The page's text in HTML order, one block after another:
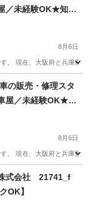
／未経験OK★知識
以上可能★
8月6日
。 現在、大阪府と兵庫
の販売・修理スタ
屋／未経験OK★知
円以上可能★
8月6日
。 現在、大阪府と兵庫
式会社 21741_f
OK】